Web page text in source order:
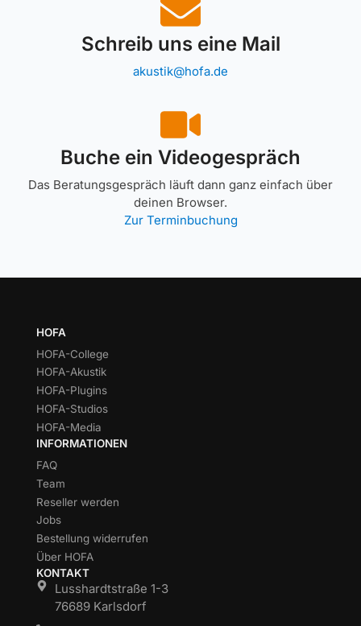
Schreib uns eine Mail
akustik@hofa.de
Buche ein Videogespräch
Das Beratungsgespräch läuft dann ganz einfach über
deinen Browser.
Zur Terminbuchung
HOFA
HOFA-College
HOFA-Akustik
HOFA-Plugins
HOFA-Studios
HOFA-Media
INFORMATIONEN
FAQ
Team
Reseller werden
Jobs
Bestellung widerrufen
Über HOFA
KONTAKT
Lusshardtstraße 1-3
76689 Karlsdorf